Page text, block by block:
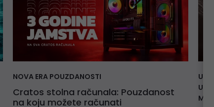
NOVA ERA POUZDANOSTI
Cratos stolna računala: Pouzdanost
na koju možete računati